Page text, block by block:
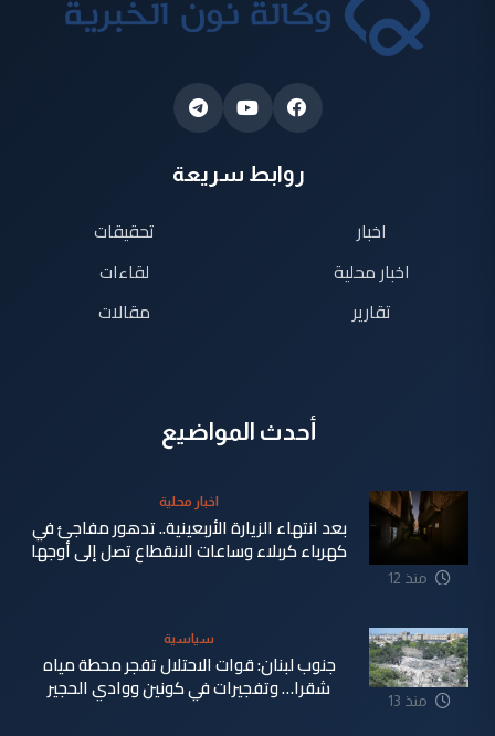
روابط سريعة
اخبار
اخبار محلية
تقارير
تحقيقات
لقاءات
مقالات
أحدث المواضيع
منذ 12
اخبار محلية
بعد انتهاء الزيارة الأربعينية.. تدهور مفاجئ في
كهرباء كربلاء وساعات الانقطاع تصل إلى أوجها
منذ 13
سياسية
جنوب لبنان: قوات الاحتلال تفجر محطة مياه
شقرا… وتفجيرات في كونين ووادي الحجير